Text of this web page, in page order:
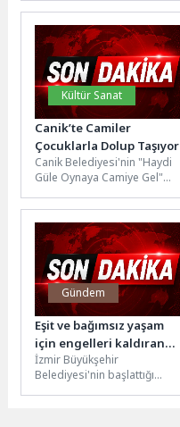
geleceğine yön
verecektir”Kocaeli
Büyükşehir Belediye Başkanı
Tahir...
Kültür Sanat
Canik’te Camiler
Çocuklarla Dolup Taşıyor
Canik Belediyesi'nin "Haydi
Güle Oynaya Camiye Gel"
gençler camilere akın ediyor.
Canik...
Gündem
Eşit ve bağımsız yaşam
için engelleri kaldıran
destek
İzmir Büyükşehir
Belediyesi'nin başlattığı